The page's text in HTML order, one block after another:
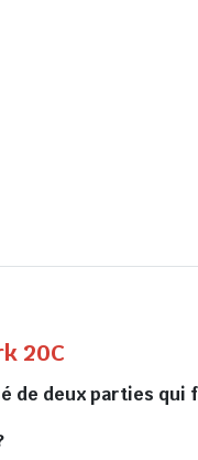
20C
de deux parties qui